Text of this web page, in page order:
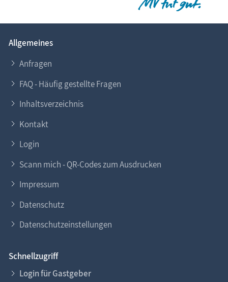
Allgemeines
Anfragen
FAQ - Häufig gestellte Fragen
Inhaltsverzeichnis
Kontakt
Login
Scann mich - QR-Codes zum Ausdrucken
Impressum
Datenschutz
Datenschutzeinstellungen
Schnellzugriff
Login für Gastgeber